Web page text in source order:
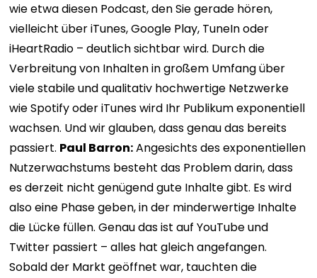
wie etwa diesen Podcast, den Sie gerade hören,
vielleicht über iTunes, Google Play, TuneIn oder
iHeartRadio – deutlich sichtbar wird. Durch die
Verbreitung von Inhalten in großem Umfang über
viele stabile und qualitativ hochwertige Netzwerke
wie Spotify oder iTunes wird Ihr Publikum exponentiell
wachsen. Und wir glauben, dass genau das bereits
passiert. Paul Barron:Angesichts des exponentiellen
Nutzerwachstums besteht das Problem darin, dass
es derzeit nicht genügend gute Inhalte gibt. Es wird
also eine Phase geben, in der minderwertige Inhalte
die Lücke füllen. Genau das ist auf YouTube und
Twitter passiert – alles hat gleich angefangen.
Sobald der Markt geöffnet war, tauchten die